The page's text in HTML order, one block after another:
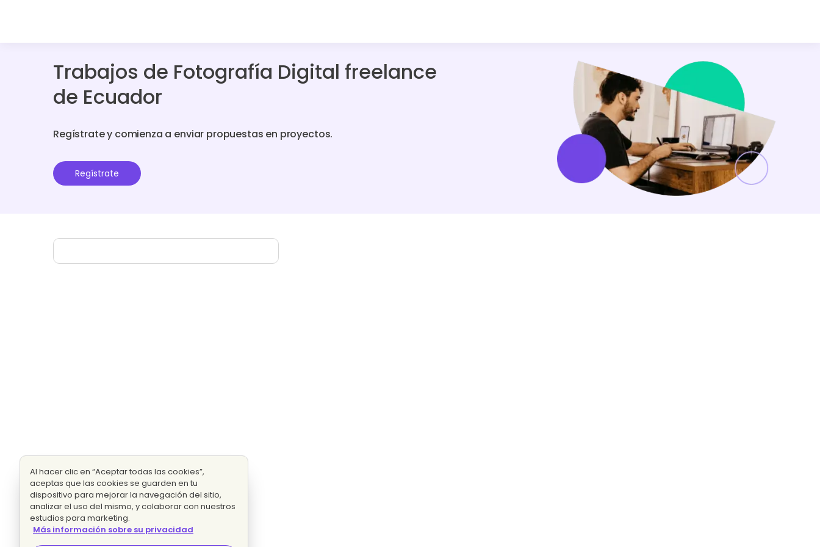
Trabajos de Fotografía Digital freelance
de Ecuador
Regístrate y comienza a enviar propuestas en proyectos.
Regístrate
Al hacer clic en “Aceptar todas las cookies”,
aceptas que las cookies se guarden en tu
dispositivo para mejorar la navegación del sitio,
analizar el uso del mismo, y colaborar con nuestros
estudios para marketing.
Más información sobre su privacidad